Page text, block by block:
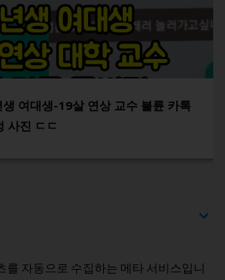
여대생-19살 연상 교수 불륜 카톡
사진 ㄷㄷ
를 자동으로 수집하는 메타 서비스입니